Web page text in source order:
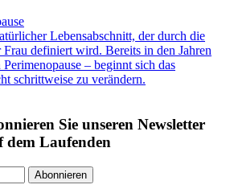
Lebensabschnitt, der durch die
definiert wird. Bereits in den Jahren
– beginnt sich das
schrittweise zu verändern.
Sie unseren Newsletter
dem Laufenden
Abonnieren